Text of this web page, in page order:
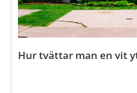
Hur tvättar man en vit